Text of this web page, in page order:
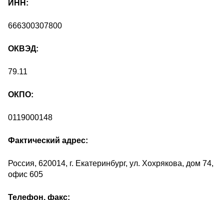
ИНН:
666300307800
ОКВЭД:
79.11
ОКПО:
0119000148
Фактический адрес:
Россия, 620014, г. Екатеринбург, ул. Хохрякова, дом 74,
офис 605
Телефон, факс: